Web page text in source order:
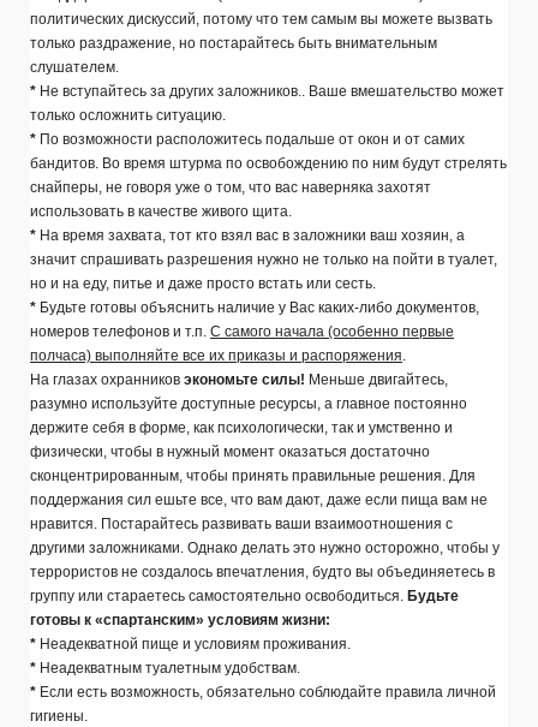
политических дискуссий, потому что тем самым вы можете вызвать
только раздражение, но постарайтесь быть внимательным
слушателем.
* Не вступайтесь за других заложников.. Ваше вмешательство может
только осложнить ситуацию.
* По возможности расположитесь подальше от окон и от самих
бандитов. Во время штурма по освобождению по ним будут стрелять
снайперы, не говоря уже о том, что вас наверняка захотят
использовать в качестве живого щита.
* На время захвата, тот кто взял вас в заложники ваш хозяин, а
значит спрашивать разрешения нужно не только на пойти в туалет,
но и на еду, питье и даже просто встать или сесть.
* Будьте готовы объяснить наличие у Вас каких-либо документов,
номеров телефонов и т.п. С самого начала (особенно первые
полчаса) выполняйте все их приказы и распоряжения.
На глазах охранников экономьте силы! Меньше двигайтесь,
разумно используйте доступные ресурсы, а главное постоянно
держите себя в форме, как психологически, так и умственно и
физически, чтобы в нужный момент оказаться достаточно
сконцентрированным, чтобы принять правильные решения. Для
поддержания сил ешьте все, что вам дают, даже если пища вам не
нравится. Постарайтесь развивать ваши взаимоотношения с
другими заложниками. Однако делать это нужно осторожно, чтобы у
террористов не создалось впечатления, будто вы объединяетесь в
группу или стараетесь самостоятельно освободиться. Будьте
готовы к «спартанским» условиям жизни:
* Неадекватной пище и условиям проживания.
* Неадекватным туалетным удобствам.
* Если есть возможность, обязательно соблюдайте правила личной
гигиены.